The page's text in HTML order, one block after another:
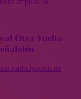
Otra Vuelta
participación de